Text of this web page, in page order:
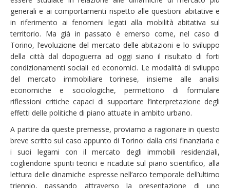
generali e ai comportamenti rispetto alle questioni abitative e
in riferimento ai fenomeni legati alla mobilità abitativa sul
territorio. Ma già in passato è emerso come, nel caso di
Torino, l’evoluzione del mercato delle abitazioni e lo sviluppo
della città dal dopoguerra ad oggi siano il risultato di forti
condizionamenti sociali ed economici. Le modalità di sviluppo
del mercato immobiliare torinese, insieme alle analisi
economiche e sociologiche, permettono di formulare
riflessioni critiche capaci di supportare l’interpretazione degli
effetti delle politiche di piano attuate in ambito urbano.
A partire da queste premesse, proviamo a ragionare in questo
breve scritto sul caso appunto di Torino: dalla crisi finanziaria e
i suoi legami con il mercato degli immobili residenziali,
cogliendone spunti teorici e ricadute sul piano scientifico, alla
lettura delle dinamiche espresse nell’arco temporale dell’ultimo
triennio, passando attraverso la presentazione di uno